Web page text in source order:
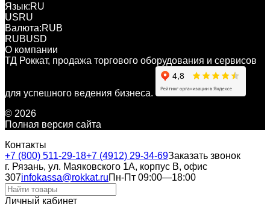
Язык:RU
USRU
Валюта:RUB
RUBUSD
О компании
ТД Роккат, продажа торгового оборудования и сервисов
для успешного ведения бизнеса.
© 2026
Полная версия сайта
Контакты
+7 (800) 511-29-18+7 (4912) 29-34-69Заказать звонок
г. Рязань, ул. Маяковского 1А, корпус B, офис
307infokassa@rokkat.ruПн-Пт 09:00—18:00
Личный кабинет